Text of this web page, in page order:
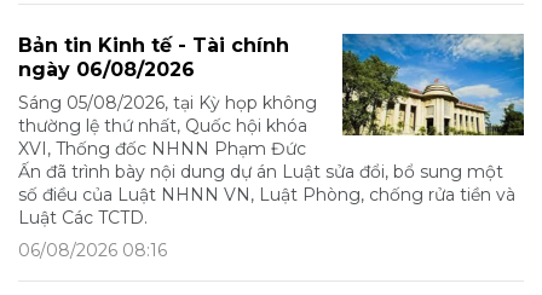
Bản tin Kinh tế - Tài chính
ngày 06/08/2026
Sáng 05/08/2026, tại Kỳ họp không
thường lệ thứ nhất, Quốc hội khóa
XVI, Thống đốc NHNN Phạm Đức
Ấn đã trình bày nội dung dự án Luật sửa đổi, bổ sung một
số điều của Luật NHNN VN, Luật Phòng, chống rửa tiền và
Luật Các TCTD.
06/08/2026 08:16